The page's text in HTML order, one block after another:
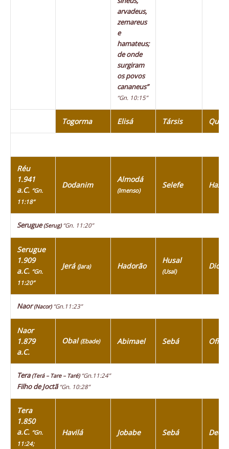
arvadeus,
zemareus
e
hamateus;
de onde
surgiram
os povos
cananeus”
“Gn. 10:15”
Togorma Elisá Társis
Réu
1.941
a.C. “Gn.
11:18”
Dodanim
Almodá
(Imenso)
Selefe
Serugue(Serug) “Gn. 11:20”
Serugue
1.909
a.C. “Gn.
11:20”
Jerá (Jara) Hadorão
Husal
(Usal)
Diclá
Naor(Nacor) “Gn.11:23”
Naor
1.879
a.C.
Obal (Ebade) Abimael Sebá Ofir
Tera (Terá – Tare – Taré) “Gn.11:24”
Filho de Joctã“Gn. 10:28”
Tera
1.850
a.C. “Gn.
11:24;
Havilá Jobabe Sebá Dedã